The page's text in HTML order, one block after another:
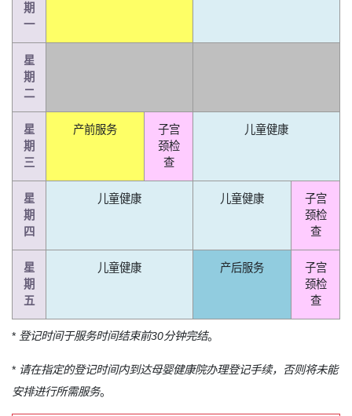
期
一
星
期
二
星
期
三
产前服务
子宫
颈检
查
儿童健康
星
期
四
儿童健康 儿童健康
子宫
颈检
查
星
期
五
儿童健康 产后服务
子宫
颈检
查
* 登记时间于服务时间结束前30分钟完结。
* 请在指定的登记时间内到达母婴健康院办理登记手续，否则将未能
安排进行所需服务。